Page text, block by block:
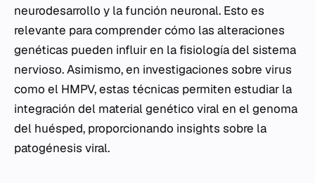
neurodesarrollo y la función neuronal. Esto es
relevante para comprender cómo las alteraciones
genéticas pueden influir en la fisiología del sistema
nervioso. Asimismo, en investigaciones sobre virus
como el HMPV, estas técnicas permiten estudiar la
integración del material genético viral en el genoma
del huésped, proporcionando insights sobre la
patogénesis viral.